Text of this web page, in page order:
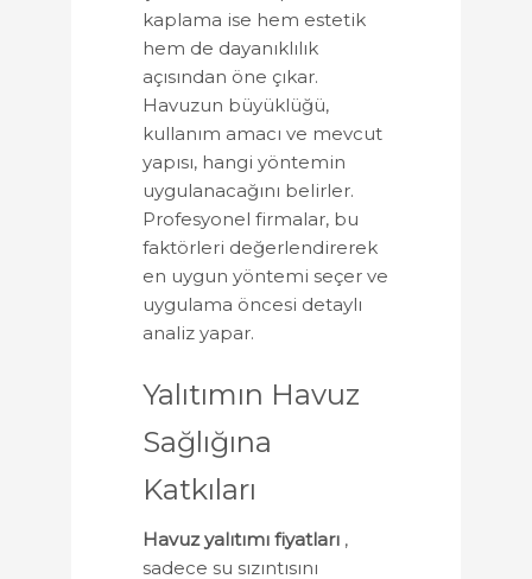
kaplama ise hem estetik
hem de dayanıklılık
açısından öne çıkar.
Havuzun büyüklüğü,
kullanım amacı ve mevcut
yapısı, hangi yöntemin
uygulanacağını belirler.
Profesyonel firmalar, bu
faktörleri değerlendirerek
en uygun yöntemi seçer ve
uygulama öncesi detaylı
analiz yapar.
Yalıtımın Havuz
Sağlığına
Katkıları
Havuz yalıtımı fiyatları ,
sadece su sızıntısını